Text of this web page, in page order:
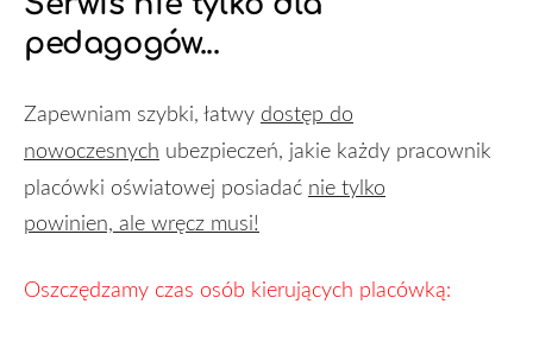
pedagogów...
Zapewniam szybki, łatwy dostęp do
nowoczesnych ubezpieczeń, jakie każdy pracownik
placówki oświatowej posiadać nie tylko
powinien, ale wręcz musi!
Oszczędzamy czas osób kierujących placówką: